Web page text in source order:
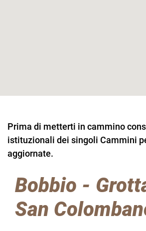
Prima di metterti in cammino
istituzionali dei singoli Cammini
aggiornate.
Bobbio -
San